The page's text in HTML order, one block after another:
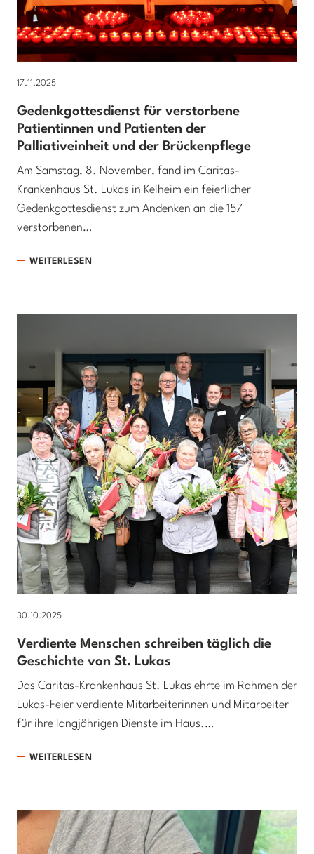
17.11.2025
Gedenkgottesdienst für verstorbene
Patientinnen und Patienten der
Palliativeinheit und der Brückenpflege
Am Samstag, 8. November, fand im Caritas-
Krankenhaus St. Lukas in Kelheim ein feierlicher
Gedenkgottesdienst zum Andenken an die 157
verstorbenen…
WEITERLESEN
30.10.2025
Verdiente Menschen schreiben täglich die
Geschichte von St. Lukas
Das Caritas-Krankenhaus St. Lukas ehrte im Rahmen der
Lukas-Feier verdiente Mitarbeiterinnen und Mitarbeiter
für ihre langjährigen Dienste im Haus.…
WEITERLESEN